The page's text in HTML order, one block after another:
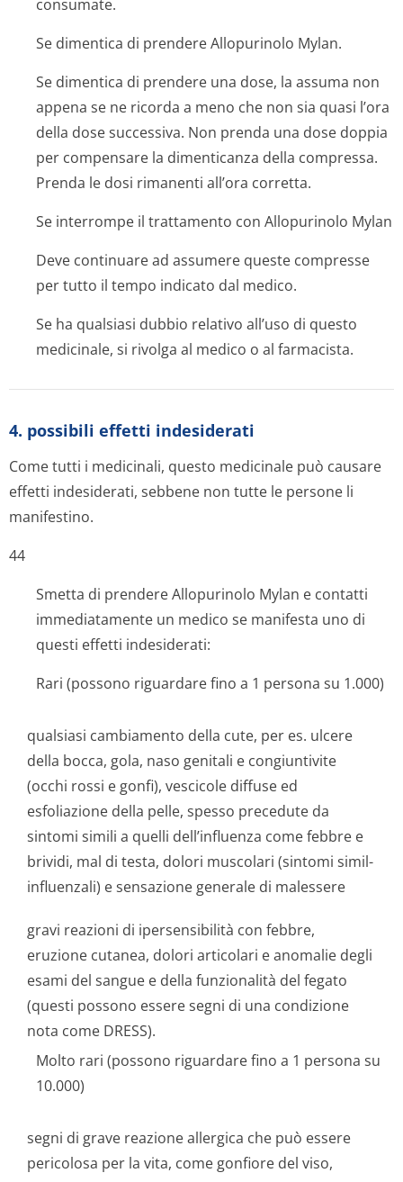
consumate.
Se dimentica di prendere Allopurinolo Mylan.
Se dimentica di prendere una dose, la assuma non
appena se ne ricorda a meno che non sia quasi l’ora
della dose successiva. Non prenda una dose doppia
per compensare la dimenticanza della compressa.
Prenda le dosi rimanenti all’ora corretta.
Se interrompe il trattamento con Allopurinolo Mylan
Deve continuare ad assumere queste compresse
per tutto il tempo indicato dal medico.
Se ha qualsiasi dubbio relativo all’uso di questo
medicinale, si rivolga al medico o al farmacista.
4. possibili effetti indesiderati
Come tutti i medicinali, questo medicinale può causare
effetti indesiderati, sebbene non tutte le persone li
manifestino.
44
Smetta di prendere Allopurinolo Mylan e contatti
immediatamente un medico se manifesta uno di
questi effetti indesiderati:
Rari (possono riguardare fino a 1 persona su 1.000)
qualsiasi cambiamento della cute, per es. ulcere
della bocca, gola, naso genitali e congiuntivite
(occhi rossi e gonfi), vescicole diffuse ed
esfoliazione della pelle, spesso precedute da
sintomi simili a quelli dell’influenza come febbre e
brividi, mal di testa, dolori muscolari (sintomi simil-
influenzali) e sensazione generale di malessere
gravi reazioni di ipersensibilità con febbre,
eruzione cutanea, dolori articolari e anomalie degli
esami del sangue e della funzionalità del fegato
(questi possono essere segni di una condizione
nota come DRESS).
Molto rari (possono riguardare fino a 1 persona su
10.000)
segni di grave reazione allergica che può essere
pericolosa per la vita, come gonfiore del viso,